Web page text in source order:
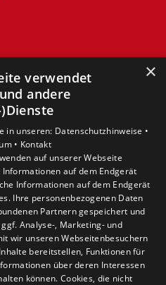
×
verwendet
andere
in unseren: Datenschutzhinweise •
• Kontakt
auf unserer Webseite
auf dem Endgerät
Informationen auf dem Endgerät
Ihre personenbezogenen Daten
Partnern gespeichert und
Analyse-, Marketing- und
wir unseren Webseitenbesuchern
bereitstellen, Funktionen für
über deren Interessen
können. Cookies, die nicht